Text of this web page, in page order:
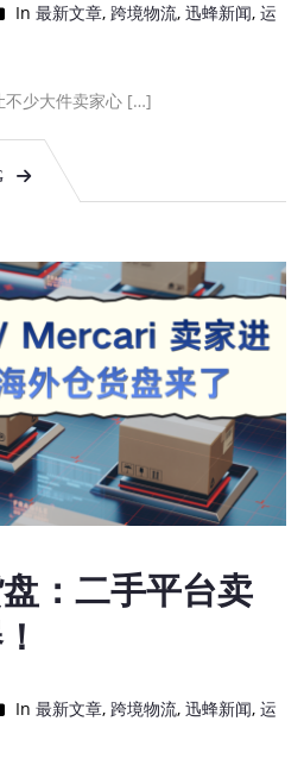
In 最新文章, 跨境物流, 迅蜂新闻, 运
不少大件卖家心 […]
：二手平台卖
In 最新文章, 跨境物流, 迅蜂新闻, 运